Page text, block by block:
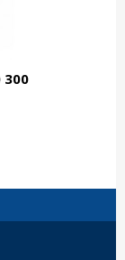
300